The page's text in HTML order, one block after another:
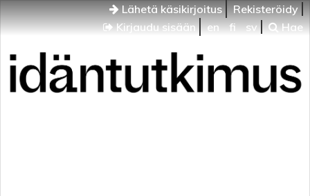
Lähetä käsikirjoitus
Rekisteröidy
Kirjaudu sisään
en fi sv Hae